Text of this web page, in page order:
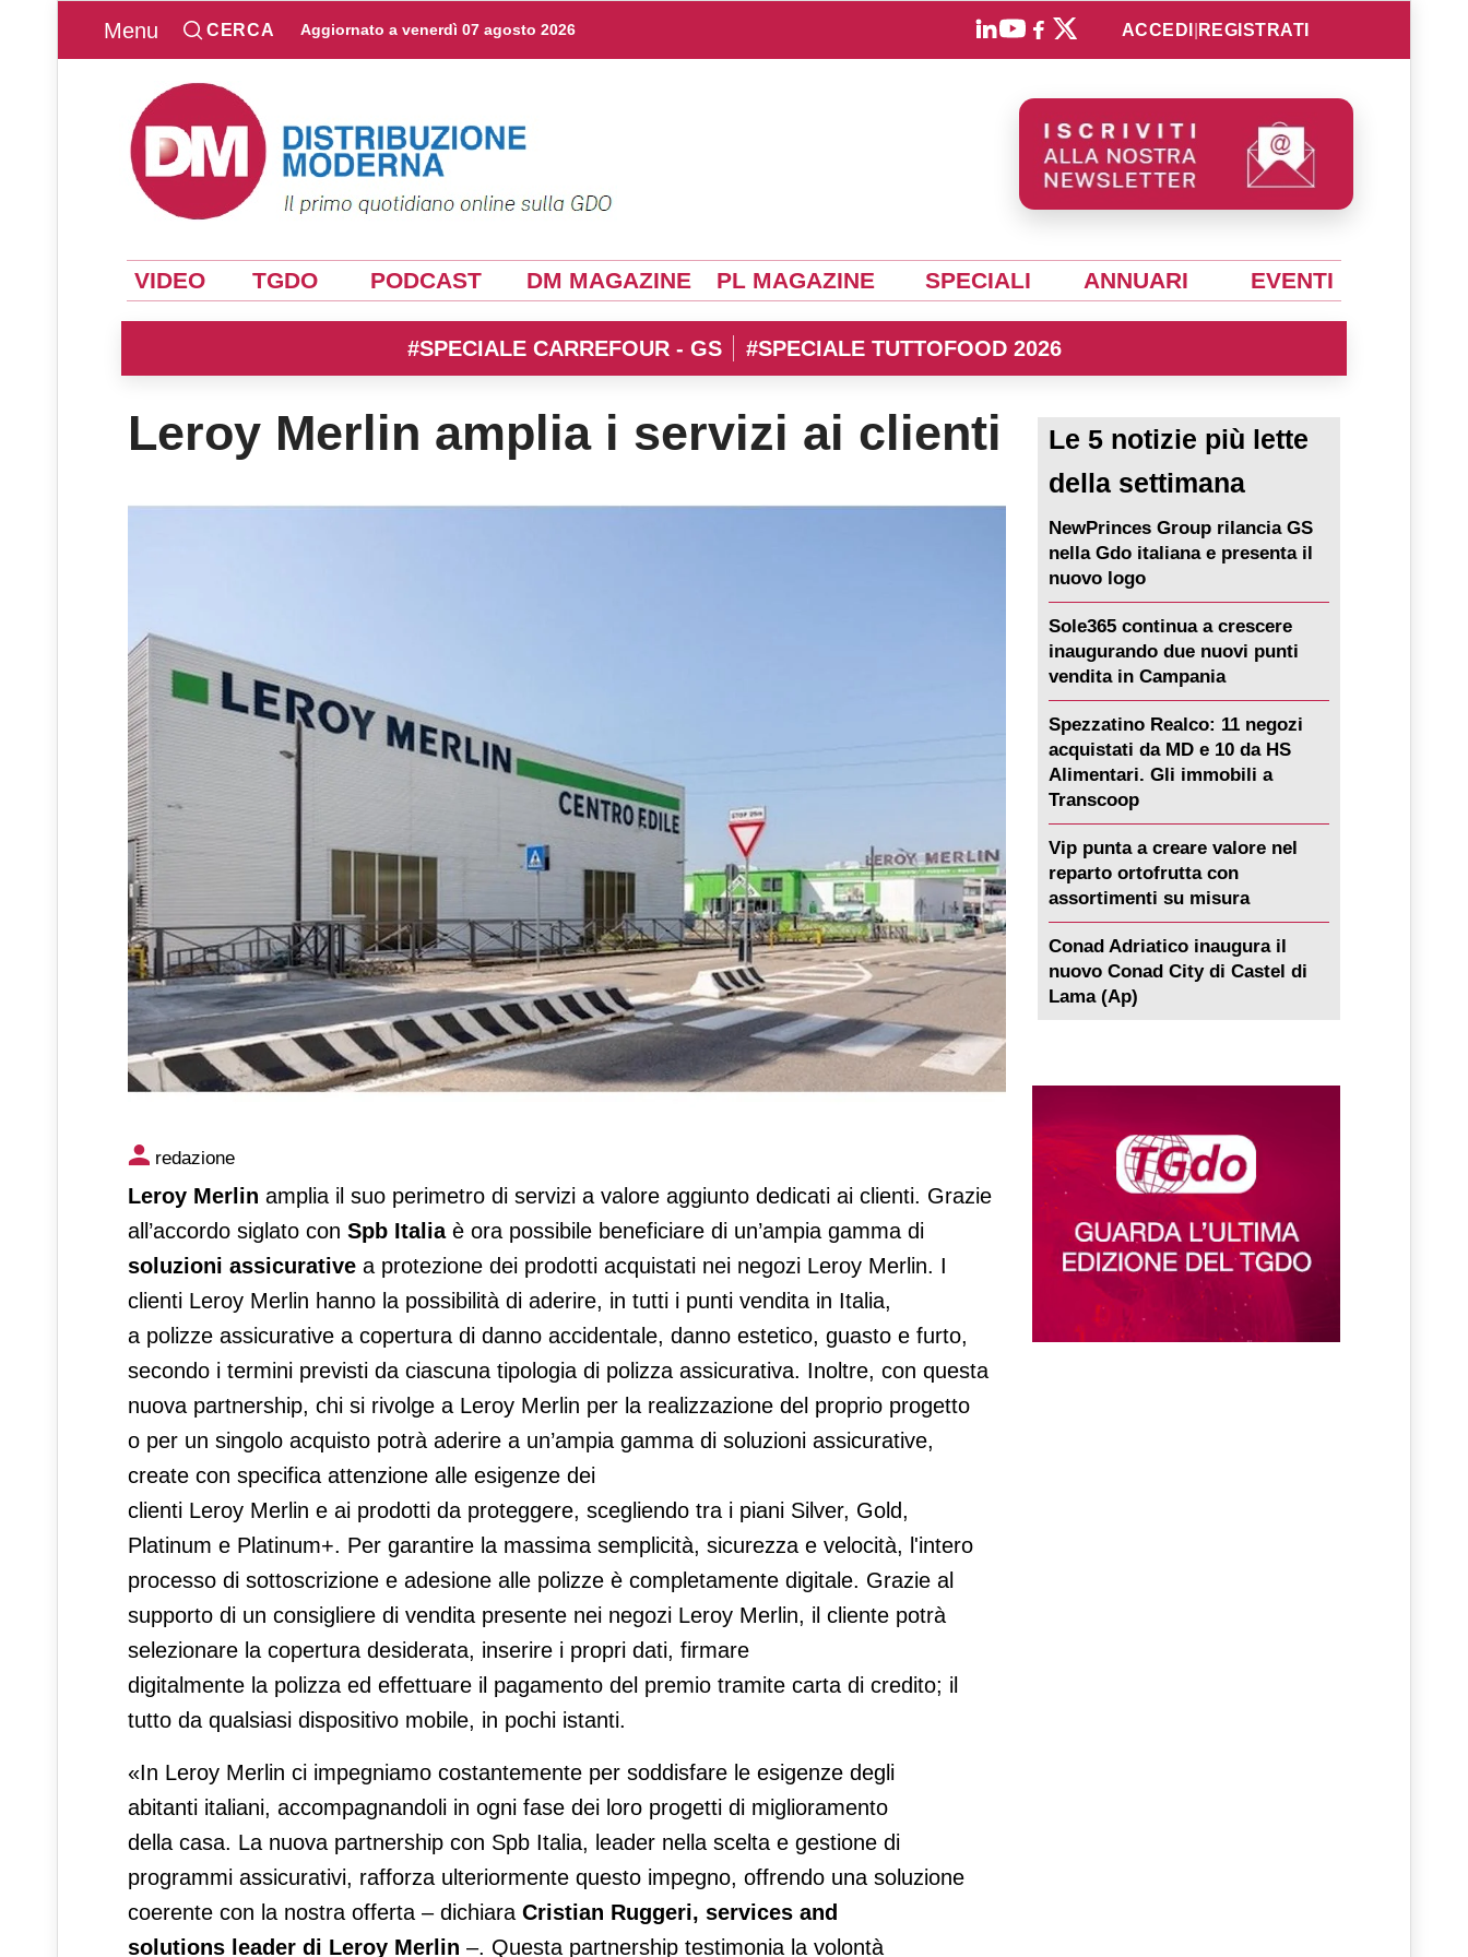
Menu CERCA Aggiornato a venerdì 07 agosto 2026 ACCEDI REGISTRATI
VIDEO TGDO PODCAST DM MAGAZINE PL MAGAZINE SPECIALI ANNUARI EVENTI
#SPECIALE CARREFOUR - GS #SPECIALE TUTTOFOOD 2026
Leroy Merlin amplia i servizi ai clienti
Leroy Merlin amplia i servizi ai clienti
redazione
Leroy Merlin amplia il suo perimetro di servizi a valore aggiunto dedicati ai clienti. Grazie
all’accordo siglato con Spb Italia è ora possibile beneficiare di un’ampia gamma di
soluzioni assicurative a protezione dei prodotti acquistati nei negozi Leroy Merlin. I
clienti Leroy Merlin hanno la possibilità di aderire, in tutti i punti vendita in Italia,
a polizze assicurative a copertura di danno accidentale, danno estetico, guasto e furto,
secondo i termini previsti da ciascuna tipologia di polizza assicurativa. Inoltre, con questa
nuova partnership, chi si rivolge a Leroy Merlin per la realizzazione del proprio progetto
o per un singolo acquisto potrà aderire a un’ampia gamma di soluzioni assicurative,
create con specifica attenzione alle esigenze dei
clienti Leroy Merlin e ai prodotti da proteggere, scegliendo tra i piani Silver, Gold,
Platinum e Platinum+. Per garantire la massima semplicità, sicurezza e velocità, l'intero
processo di sottoscrizione e adesione alle polizze è completamente digitale. Grazie al
supporto di un consigliere di vendita presente nei negozi Leroy Merlin, il cliente potrà
selezionare la copertura desiderata, inserire i propri dati, firmare
digitalmente la polizza ed effettuare il pagamento del premio tramite carta di credito; il
tutto da qualsiasi dispositivo mobile, in pochi istanti.
«In Leroy Merlin ci impegniamo costantemente per soddisfare le esigenze degli
abitanti italiani, accompagnandoli in ogni fase dei loro progetti di miglioramento
della casa. La nuova partnership con Spb Italia, leader nella scelta e gestione di
programmi assicurativi, rafforza ulteriormente questo impegno, offrendo una soluzione
coerente con la nostra offerta – dichiara Cristian Ruggeri, services and
solutions leader di Leroy Merlin –. Questa partnership testimonia la volontà
Le 5 notizie più lette
della settimana
NewPrinces Group rilancia GS
nella Gdo italiana e presenta il
nuovo logo
Sole365 continua a crescere
inaugurando due nuovi punti
vendita in Campania
Spezzatino Realco: 11 negozi
acquistati da MD e 10 da HS
Alimentari. Gli immobili a
Transcoop
Vip punta a creare valore nel
reparto ortofrutta con
assortimenti su misura
Conad Adriatico inaugura il
nuovo Conad City di Castel di
Lama (Ap)